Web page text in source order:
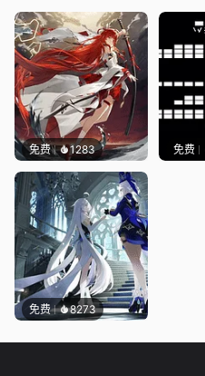
免费 1283 免费
免费 8273